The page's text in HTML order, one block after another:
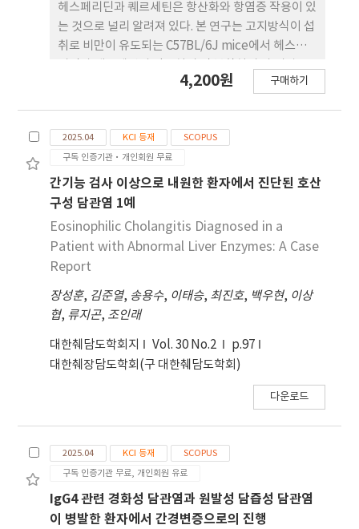
using flipping and rotation techniques to
expand the dataset to 3,738 images. The
dataset was then divided into training,
validation, and test sets to develop and
evaluate a model for object recognition. The
bodies with a mean average precision at 50%
value of 0.882. Although the model’s
accuracy for detecting individual apoptotic
bodies may not seem extremely high, it is
bodies is very small compared to
hepatocytes, making them harder to detect.
However, the model’s overall performance
is expected to improves significantly with a
larger dataset. The YOLOv8 model
high accuracy. This can help reduce the
workload of toxicologic pathologists and
decrease the time and cost involved in
pathology review. Furthermore, with an
increased dataset, even higher accuracy can
be expected in the future.
헤스페리딘과 퀘르세틴은 항산화와 항염증 작용이 있
는 것으로 널리 알려져 있다. 본 연구는 고지방식이 섭
취로 비만이 유도되는 C57BL/6J mice에서 헤스페
올성 지방간을 개선하고 간에서의 염증 억제 효과가
식이 섭취군(Hes), 퀘르세틴을 처리한 고지방식이
섭취군(Que) 및 헤스페리딘과 퀘르세틴을 복합처리
한 고지방식이 섭취군(Hes+Que)으로 분류하였다.
Que 과 Hes+Que의 간 무게는 통계적으로 유의하지
않지만 Con에 비해 감소하는 경향이 관찰되었다. 그
리고 Hes, Que 및 Hes+Que는 Con에 비해 몸무게
와 간세포의 지질축적이 현저히 감소하였다. 간세포
에서 염 증 표지 유전자의 발현을 분석한 결과, Con에
비해 Hes, Que 및 Hes+Que는 염증 인자가 감소하
였고 항 염증 인자는 증가하였다. 이러한 연구결과들
리가 더 효과적이었다. 따라서 본 연구는 헤스페리딘
과 퀘르세틴이 비만으로 유도된 비알코올성 지방간과
간세포의 염증에 대해 억제효과가 있으며, 특히 헤스
페리딘과 퀘르세틴의 복합처리가 각각의 단독처리에
비해 간 기 능을 더 효과적으로 개선함을 시사한다.
4,200원 구매하기
2025.04 KCI 등재
SCOPUS
구독 인증기관·개인회원 무료
간기능 검사 이상으로 내원한 환자에서 진단된 호산
구성 담관염 1예
Eosinophilic Cholangitis Diagnosed in a
Patient with Abnormal Liver Enzymes: A Case
Report
장성훈, 김준열, 송용수, 이태승, 최진호, 백우현, 이상
협, 류지곤, 조인래
대한췌담도학회지 Vol. 30 No.2
p.97
대한췌장담도학회(구 대한췌담도학회)
다운로드
2025.04 KCI 등재
SCOPUS
구독 인증기관 무료, 개인회원 유료
IgG4 관련 경화성 담관염과 원발성 담즙성 담관염
이 병발한 환자에서 간경변증으로의 진행